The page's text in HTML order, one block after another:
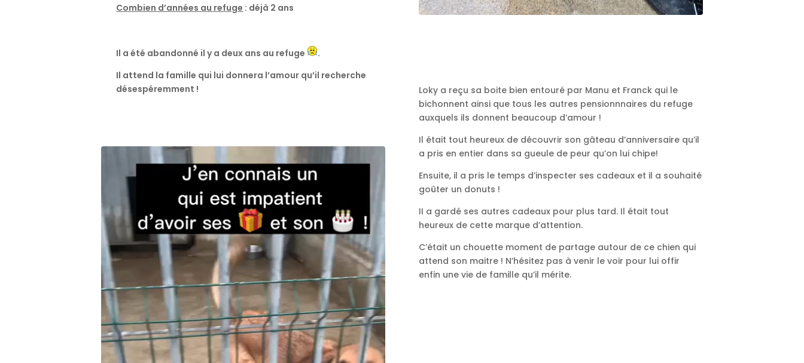
Combien d’années au refuge : déjà 2 ans
Il a été abandonné il y a deux ans au refuge
.
Il attend la famille qui lui donnera l’amour qu’il recherche
désespéremment !
Loky a reçu sa boite bien entouré par Manu et Franck qui le
bichonnent ainsi que tous les autres pensionnnaires du refuge
auxquels ils donnent beaucoup d’amour !
Il était tout heureux de découvrir son gâteau d’anniversaire qu’il
a pris en entier dans sa gueule de peur qu’on lui chipe!
Ensuite, il a pris le temps d’inspecter ses cadeaux et il a souhaité
goûter un donuts !
II a gardé ses autres cadeaux pour plus tard. Il était tout
heureux de cette marque d’attention.
C’était un chouette moment de partage autour de ce chien qui
attend son maitre ! N’hésitez pas à venir le voir pour lui offir
enfin une vie de famille qu’il mérite.